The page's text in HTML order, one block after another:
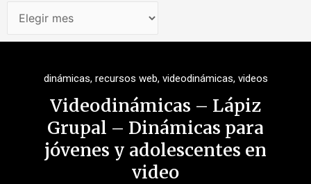
dinámicas, recursos web, videodinámicas, videos
Videodinámicas – Lápiz
Grupal – Dinámicas para
jóvenes y adolescentes en
video